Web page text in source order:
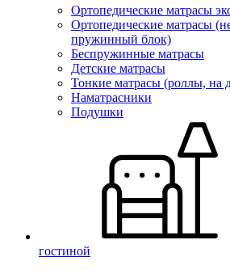
Ортопедические матрасы
Ортопедические матрасы
пружинный блок)
Беcпружинные матрасы
Детские матрасы
Тонкие матрасы (роллы, на
Наматрасники
Подушки
гостиной